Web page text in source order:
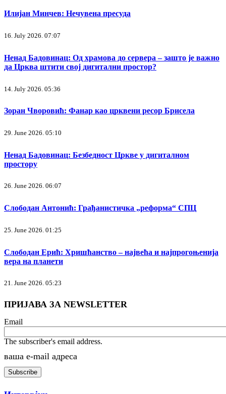
Илијан Минчев: Нечувена пресуда
16. July 2026. 07:07
Ненад Бадовинац: Од храмова до сервера – зашто је важно
да Црква штити свој дигитални простор?
14. July 2026. 05:36
Зоран Чворовић: Фанар као црквени ресор Брисела
29. June 2026. 05:10
Ненад Бадовинац: Безбедност Цркве у дигиталном
простору
26. June 2026. 06:07
Слободан Антонић: Грађанистичка „реформа“ СПЦ
25. June 2026. 01:25
Слободан Ерић: Хришћанство – највећа и најпрогоњенија
вера на планети
21. June 2026. 05:23
ПРИЈАВА ЗА NEWSLETTER
Email
The subscriber's email address.
ваша е-mail адреса